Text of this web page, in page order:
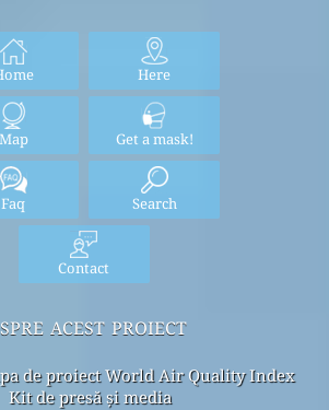
Here
Map Get a mask!
Faq Search
Contact
acest proiect
de proiect World Air Quality Index
Kit de presă și media